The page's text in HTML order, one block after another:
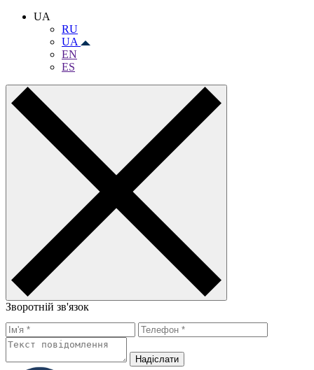
UA
RU
UA
EN
ES
Зворотній зв'язок
Надiслати